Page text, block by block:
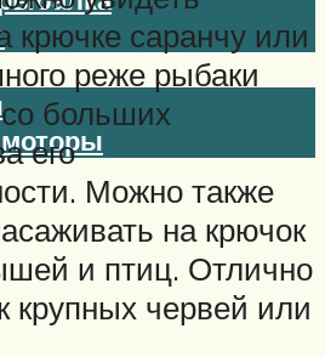
крючке саранчу или
реже рыбаки
больших
его
Можно также
на крючок
и птиц. Отлично
крупных червей или